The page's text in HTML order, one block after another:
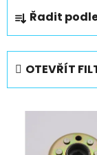
Ř
a
z
e
n
Řadit
OTEVŘÍT